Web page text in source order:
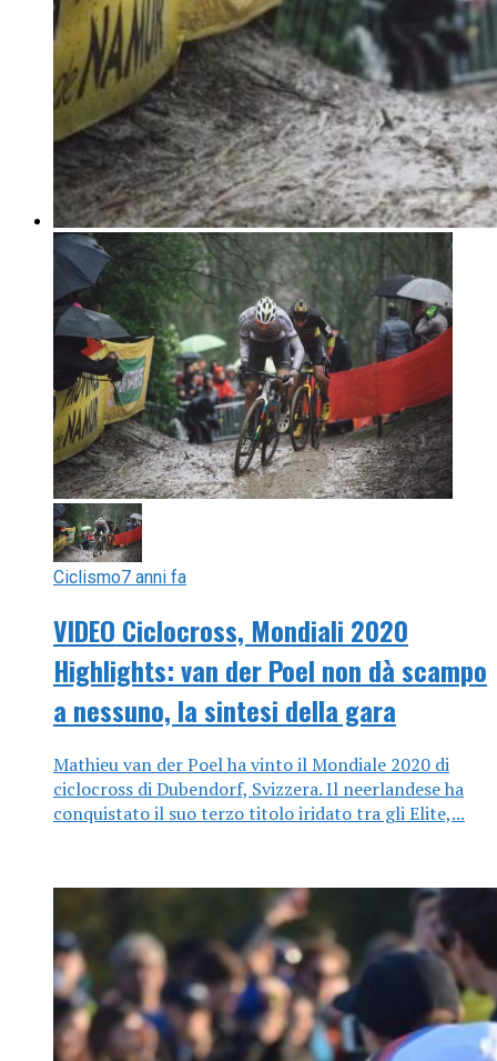
Ciclismo7 anni fa
VIDEO Ciclocross, Mondiali 2020
Highlights: van der Poel non dà scampo
a nessuno, la sintesi della gara
Mathieu van der Poel ha vinto il Mondiale 2020 di
ciclocross di Dubendorf, Svizzera. Il neerlandese ha
conquistato il suo terzo titolo iridato tra gli Elite,...